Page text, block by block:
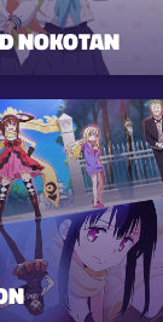
NOKOTAN